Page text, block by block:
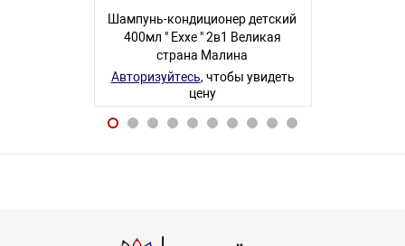
Шампунь-кондиционер детский
400мл " Exxe " 2в1 Великая
страна Малина
Авторизуйтесь, чтобы увидеть
цену